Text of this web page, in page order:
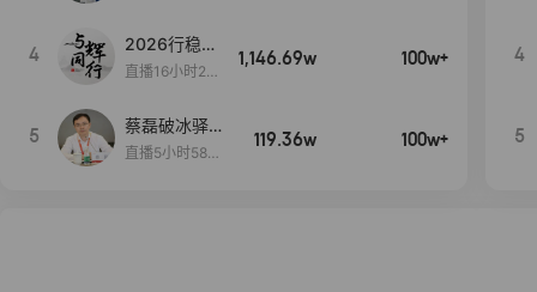
4
2026行稳致
远
直播16小时20
1,146.69w 100w+
5
蔡磊破冰驿站
直播间好物分
直播5小时58分
119.36w 100w+
4
5